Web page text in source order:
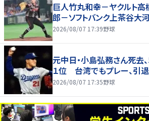
巨人竹丸和幸－ヤクルト
郎－ソフトバンク上茶谷大
2026/08/07 17:39野球
元中日・小島弘務さん死去
１位 台湾でもプレー、引
2026/08/07 17:35野球